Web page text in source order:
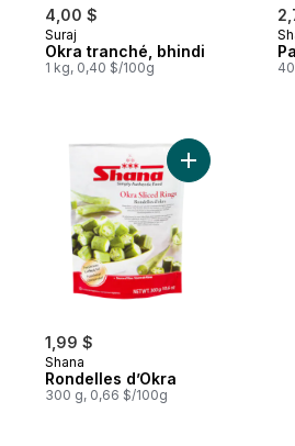
4,00 $
Suraj
Okra tranché, bhindi
1 kg, 0,40 $/100g
1,99 $
Shana
Rondelles d’Okra
300 g, 0,66 $/100g
Ajouter